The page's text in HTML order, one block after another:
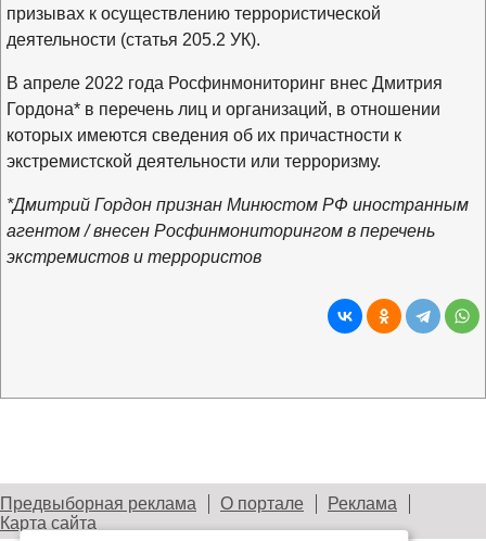
призывах к осуществлению террористической
деятельности (статья 205.2 УК).
В апреле 2022 года Росфинмониторинг внес Дмитрия
Гордона* в перечень лиц и организаций, в отношении
которых имеются сведения об их причастности к
экстремистской деятельности или терроризму.
*Дмитрий Гордон признан Минюстом РФ иностранным
агентом / внесен Росфинмониторингом в перечень
экстремистов и террористов
Предвыборная реклама О портале
Реклама
Карта сайта